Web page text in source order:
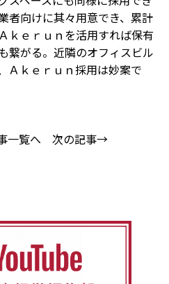
者向けに其々用意でき、累計
ｋｅｒｕｎを活用すれば保有
繋がる。近隣のオフィスビル
Ａｋｅｒｕｎ採用は妙案で
一覧へ 次の記事→